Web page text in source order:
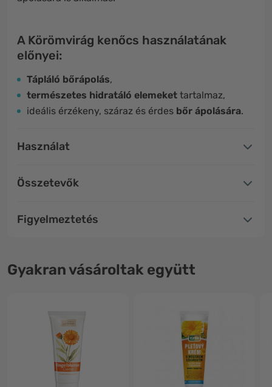
A Körömvirág kenőcs használatának
előnyei:
Tápláló bőrápolás,
természetes hidratáló elemeket tartalmaz,
ideális érzékeny, száraz és érdes bőr ápolására.
Használat
Összetevők
Figyelmeztetés
Gyakran vásároltak együtt